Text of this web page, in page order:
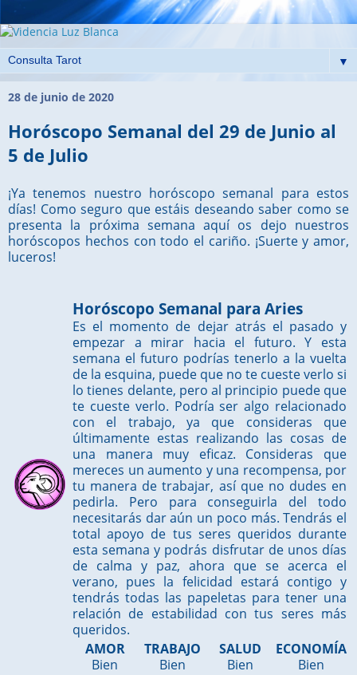
▼
28 de junio de 2020
Horóscopo Semanal del 29 de Junio al
5 de Julio
¡Ya tenemos nuestro horóscopo semanal para estos
días! Como seguro que estáis deseando saber como se
presenta la próxima semana aquí os dejo nuestros
horóscopos hechos con todo el cariño. ¡Suerte y amor,
luceros!
Horóscopo Semanal para Aries
Es el momento de dejar atrás el pasado y
empezar a mirar hacia el futuro. Y esta
semana el futuro podrías tenerlo a la vuelta
de la esquina, puede que no te cueste verlo si
lo tienes delante, pero al principio puede que
te cueste verlo. Podría ser algo relacionado
con el trabajo, ya que consideras que
últimamente estas realizando las cosas de
una manera muy eficaz. Consideras que
mereces un aumento y una recompensa, por
tu manera de trabajar, así que no dudes en
pedirla. Pero para conseguirla del todo
necesitarás dar aún un poco más. Tendrás el
total apoyo de tus seres queridos durante
esta semana y podrás disfrutar de unos días
de calma y paz, ahora que se acerca el
verano, pues la felicidad estará contigo y
tendrás todas las papeletas para tener una
relación de estabilidad con tus seres más
queridos.
AMOR
Bien
TRABAJO
Bien
SALUD
Bien
ECONOMÍA
Bien